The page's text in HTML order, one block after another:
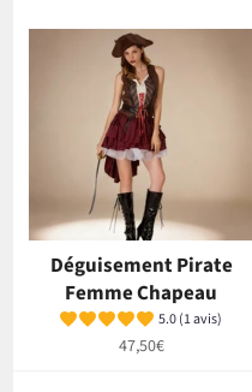
Déguisement Pirate
Femme Chapeau
5.0 (1 avis)
Prix
47,50€